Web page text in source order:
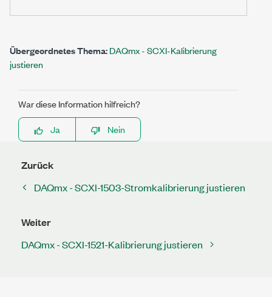
Übergeordnetes Thema:DAQmx - SCXI-Kalibrierung
justieren
War diese Information hilfreich?
Ja
Nein
Zurück
DAQmx - SCXI-1503-Stromkalibrierung justieren
Weiter
DAQmx - SCXI-1521-Kalibrierung justieren